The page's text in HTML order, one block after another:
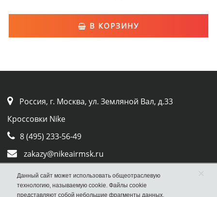
В КОРЗИНУ
Россия, г. Москва, ул. Земляной Вал, д.33
Кроссовки Nike
8 (495) 233-56-49
zakazy@nikeairmsk.ru
Whatsapp
Viber
Данный сайт может использовать общеотраслевую
технологию, называемую cookie. Файлы cookie
представляют собой небольшие фрагменты данных,
×